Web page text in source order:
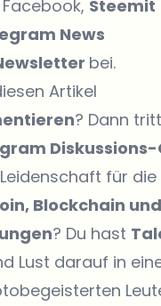
Steemit
News
bei.
Artikel
? Dann
für die
Blockchain und
? Du hast
Lust darauf in